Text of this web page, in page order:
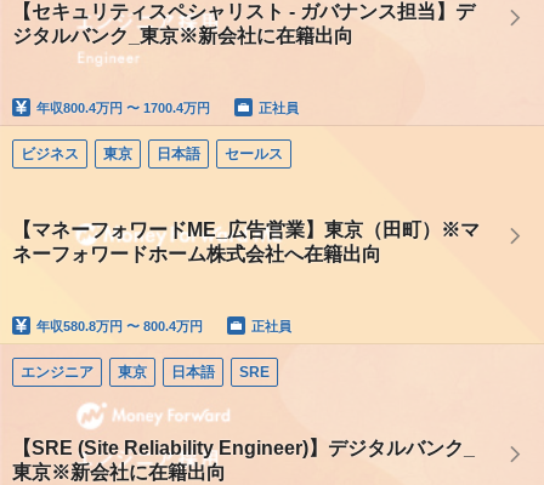
【セキュリティスペシャリスト - ガバナンス担当】デ
ジタルバンク_東京※新会社に在籍出向
年収800.4万円 〜 1700.4万円 正社員
ビジネス 東京 日本語 セールス
【マネーフォワードME_広告営業】東京（田町）※マ
ネーフォワードホーム株式会社へ在籍出向
年収580.8万円 〜 800.4万円 正社員
エンジニア 東京 日本語 SRE
【SRE (Site Reliability Engineer)】デジタルバンク_
東京※新会社に在籍出向